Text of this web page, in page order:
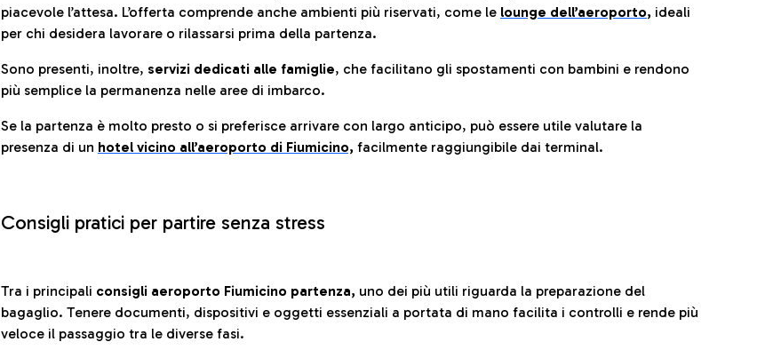
piacevole l’attesa. L’offerta comprende anche ambienti più riservati, come le lounge dell’aeroporto, ideali
per chi desidera lavorare o rilassarsi prima della partenza.
Sono presenti, inoltre, servizi dedicati alle famiglie, che facilitano gli spostamenti con bambini e rendono
più semplice la permanenza nelle aree di imbarco.
Se la partenza è molto presto o si preferisce arrivare con largo anticipo, può essere utile valutare la
presenza di un hotel vicino all’aeroporto di Fiumicino, facilmente raggiungibile dai terminal.
Consigli pratici per partire senza stress
Tra i principali consigli aeroporto Fiumicino partenza, uno dei più utili riguarda la preparazione del
bagaglio. Tenere documenti, dispositivi e oggetti essenziali a portata di mano facilita i controlli e rende più
veloce il passaggio tra le diverse fasi.